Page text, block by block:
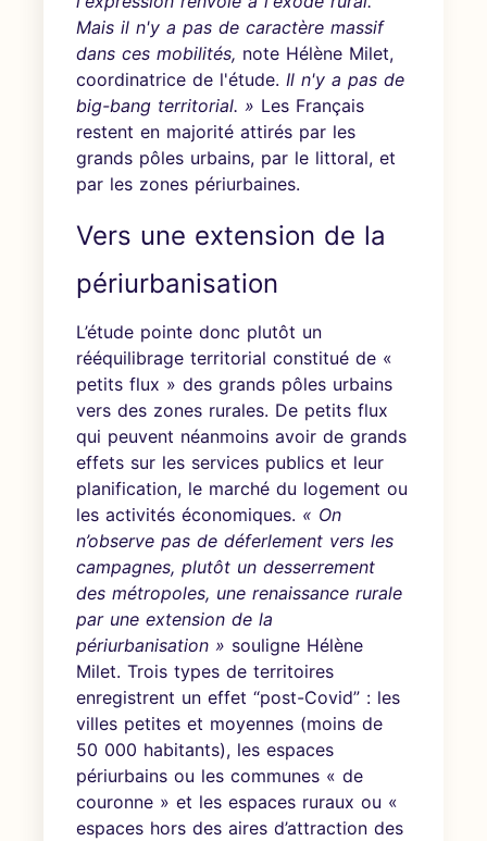
Mais il n'y a pas de caractère massif
dans ces mobilités, note Hélène Milet,
coordinatrice de l'étude. Il n'y a pas de
big-bang territorial. » Les Français
restent en majorité attirés par les
grands pôles urbains, par le littoral, et
par les zones périurbaines.
Vers une extension de la
périurbanisation
L’étude pointe donc plutôt un
rééquilibrage territorial constitué de «
petits flux » des grands pôles urbains
vers des zones rurales. De petits flux
qui peuvent néanmoins avoir de grands
effets sur les services publics et leur
planification, le marché du logement ou
les activités économiques. « On
n’observe pas de déferlement vers les
campagnes, plutôt un desserrement
des métropoles, une renaissance rurale
par une extension de la
périurbanisation » souligne Hélène
Milet. Trois types de territoires
enregistrent un effet “post-Covid” : les
villes petites et moyennes (moins de
50 000 habitants), les espaces
périurbains ou les communes « de
couronne » et les espaces ruraux ou «
espaces hors des aires d’attraction des